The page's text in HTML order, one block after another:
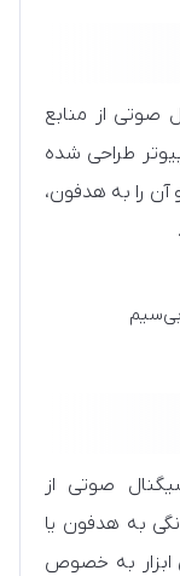
صوتی از منابع
طراحی شده
آن را به هدفون،
صوتی از
به هدفون یا
ابزار به خصوص